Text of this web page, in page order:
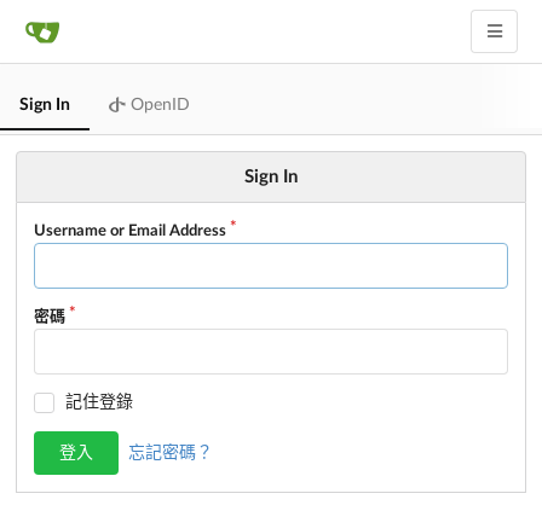
Sign In OpenID
Sign In
Username or Email Address
密碼
記住登錄
登入 忘記密碼？